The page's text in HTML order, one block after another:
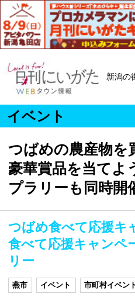
新潟の
イベント
つばめの農産物を
豪華賞品を当てよ
プラリーも同時開
つばめ食べて応援キ
食べて応援キャンペ
リー
燕市 イベント 市町村イベン